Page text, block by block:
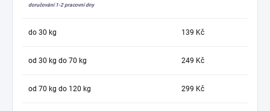
doručování 1-2 pracovní dny
do 30 kg 139 Kč
od 30 kg do 70 kg 249 Kč
od 70 kg do 120 kg 299 Kč